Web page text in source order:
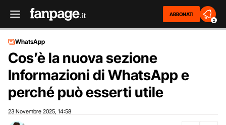
ABBONATI
2
WhatsApp
Cos’è la nuova sezione
Informazioni di WhatsApp e
perché può esserti utile
23 Novembre 2025 14:58